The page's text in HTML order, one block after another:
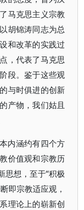
马克思主义宗教
胡锦涛同志为总
和改革的实践过
，代表了马克思
段。鉴于这些观
与时俱进的创新
产物，我们姑且
内涵约有四个方
价值观和宗教历
思想，至于“积极
即宗教适应观，
理论上的崭新创